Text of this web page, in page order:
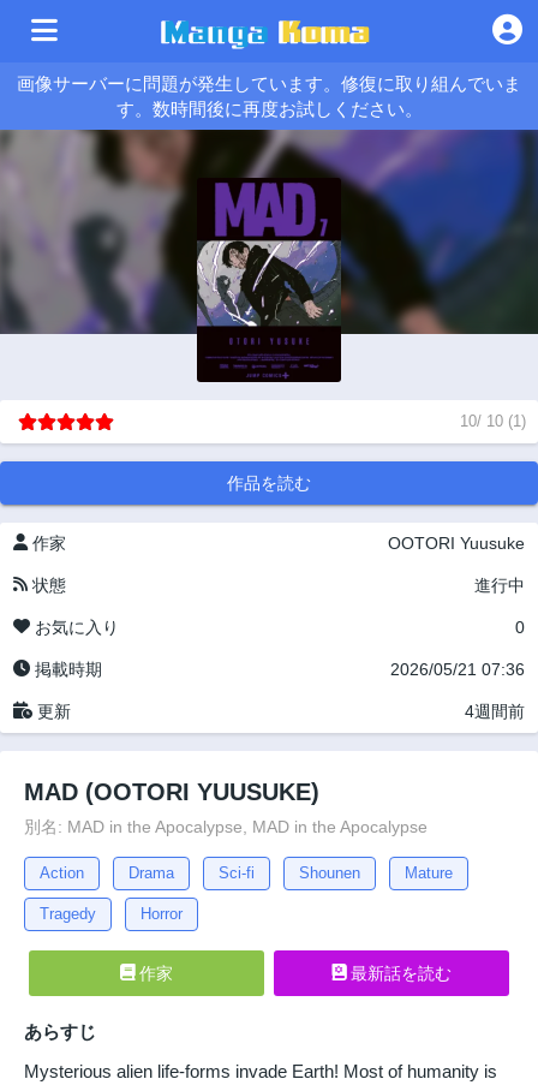
画像サーバーに問題が発生しています。修復に取り組んでいま
す。数時間後に再度お試しください。
10/ 10 (1)
作品を読む
作家 OOTORI Yuusuke
状態 進行中
お気に入り 0
掲載時期 2026/05/21 07:36
更新 4週間前
MAD (OOTORI YUUSUKE)
別名: MAD in the Apocalypse, MAD in the Apocalypse
Action Drama Sci-fi Shounen Mature
Tragedy Horror
作家 最新話を読む
あらすじ
Mysterious alien life-forms invade Earth! Most of humanity is